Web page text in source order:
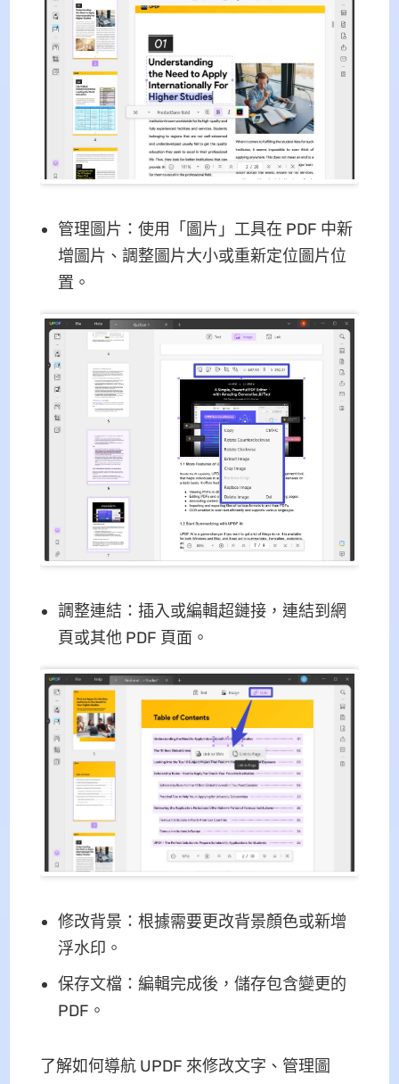
管理圖片：使用「圖片」工具在 PDF 中新
增圖片、調整圖片大小或重新定位圖片位
置。
調整連結：插入或編輯超鏈接，連結到網
頁或其他 PDF 頁面。
修改背景：根據需要更改背景顏色或新增
浮水印。
保存文檔：編輯完成後，儲存包含變更的
PDF。
了解如何導航 UPDF 來修改文字、管理圖